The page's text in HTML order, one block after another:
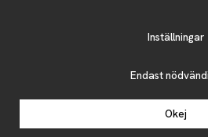
Drift & produktion:
Inställningar
Endast
Okej